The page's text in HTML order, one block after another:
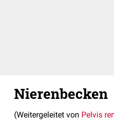
Nierenbecken
(Weitergeleitet von Pelvis